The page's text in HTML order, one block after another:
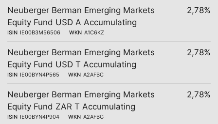
Neuberger Berman Emerging Markets
Equity Fund USD A Accumulating
ISIN IE00B3M56506 WKN A1C6KZ
2,78%
Neuberger Berman Emerging Markets
Equity Fund USD T Accumulating
ISIN IE00BYN4P565 WKN A2AFBC
2,78%
Neuberger Berman Emerging Markets
Equity Fund ZAR T Accumulating
ISIN IE00BYN4P904 WKN A2AFBG
2,78%